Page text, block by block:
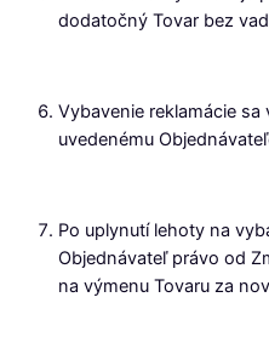
dodatočný Tovar bez
Vybavenie reklamácie
uvedenému
Po uplynutí lehoty na
Objednávateľ právo od
na výmenu Tovaru za